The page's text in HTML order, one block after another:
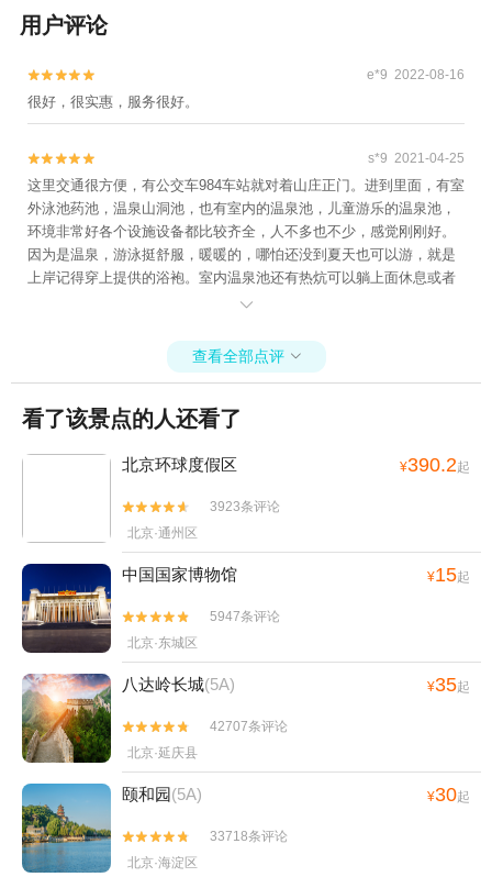
用户评论

 e*9 2022-08-16
很好，很实惠，服务很好。

 s*9 2021-04-25
这里交通很方便，有公交车984车站就对着山庄正门。进到里面，有室
外泳池药池，温泉山洞池，也有室内的温泉池，儿童游乐的温泉池，
环境非常好各个设施设备都比较齐全，人不多也不少，感觉刚刚好。
因为是温泉，游泳挺舒服，暖暖的，哪怕还没到夏天也可以游，就是
上岸记得穿上提供的浴袍。室内温泉池还有热炕可以躺上面休息或者

查看全部点评 
看了该景点的人还看了
北京环球度假区 ¥390.2起


3923条评论
北京·通州区
中国国家博物馆 ¥15起


5947条评论
北京·东城区
八达岭长城(5A) ¥35起


42707条评论
北京·延庆县
颐和园(5A) ¥30起


33718条评论
北京·海淀区